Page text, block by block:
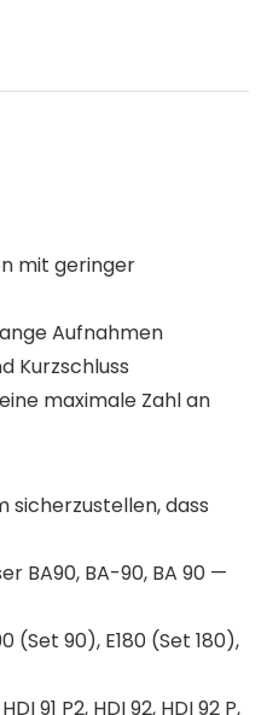
mit geringer
Aufnahmen
Kurzschluss
maximale Zahl an
sicherzustellen, dass
BA90, BA-90, BA 90 —
(Set 90), E180 (Set 180),
91 P2, HDI 92, HDI 92 P,